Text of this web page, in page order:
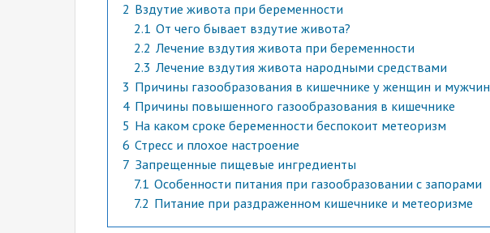
2 Вздутие живота при беременности
2.1 От чего бывает вздутие живота?
2.2 Лечение вздутия живота при беременности
2.3 Лечение вздутия живота народными средствами
3 Причины газообразования в кишечнике у женщин и мужчин
4 Причины повышенного газообразования в кишечнике
5 На каком сроке беременности беспокоит метеоризм
6 Стресс и плохое настроение
7 Запрещенные пищевые ингредиенты
7.1 Особенности питания при газообразовании с запорами
7.2 Питание при раздраженном кишечнике и метеоризме